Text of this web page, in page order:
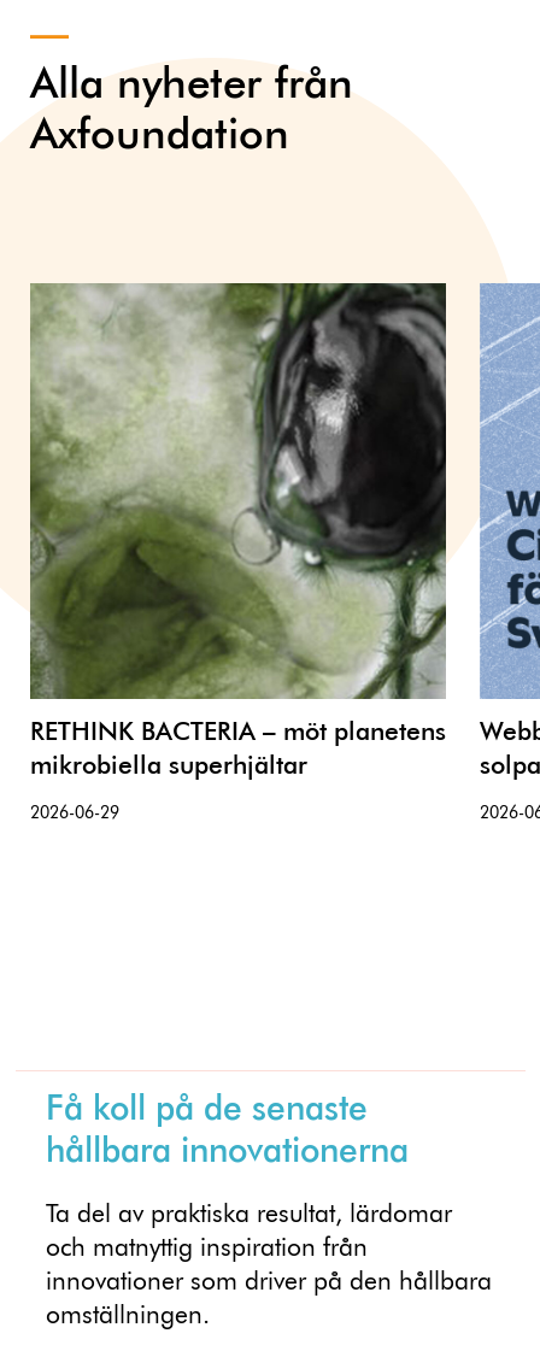
Alla nyheter från
Axfoundation
RETHINK BACTERIA – möt planetens
mikrobiella superhjältar
2026-06-29 2026-
Få koll på de senaste
hållbara innovationerna
Ta del av praktiska resultat, lärdomar
och matnyttig inspiration från
innovationer som driver på den hållbara
omställningen.